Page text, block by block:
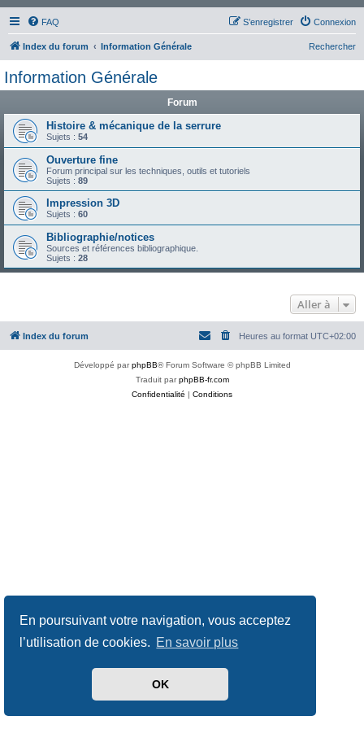
En poursuivant votre navigation, vous acceptez
l’utilisation de cookies. En savoir plus
OK
FAQ Connexion
S’enregistrer
Index du forum Information Générale Rechercher
Information Générale
Forum
Histoire & mécanique de la serrure
Sujets : 54
Ouverture fine
Forum principal sur les techniques, outils et tutoriels
Sujets : 89
Impression 3D
Sujets : 60
Bibliographie/notices
Sources et références bibliographique.
Sujets : 28
Aller à
Index du forum Heures au format UTC+02:00
Développé parphpBB® Forum Software © phpBB Limited
Traduit parphpBB-fr.com
Confidentialité | Conditions